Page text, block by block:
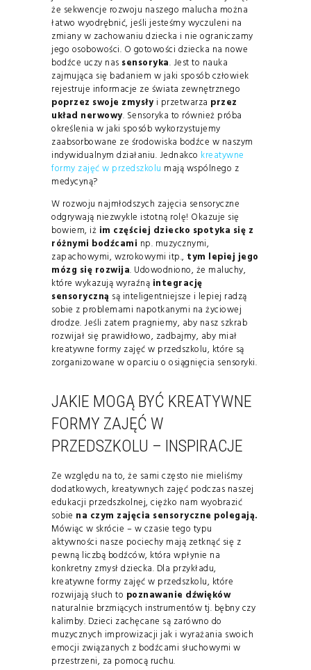
że sekwencje rozwoju naszego malucha można
łatwo wyodrębnić, jeśli jesteśmy wyczuleni na
zmiany w zachowaniu dziecka i nie ograniczamy
jego osobowości. O gotowości dziecka na nowe
bodźce uczy nas sensoryka. Jest to nauka
zajmująca się badaniem w jaki sposób człowiek
rejestruje informacje ze świata zewnętrznego
poprzez swoje zmysły i przetwarza przez
układ nerwowy. Sensoryka to również próba
określenia w jaki sposób wykorzystujemy
zaabsorbowane ze środowiska bodźce w naszym
indywidualnym działaniu. Jednakco kreatywne
formy zajęć w przedszkolu mają wspólnego z
medycyną?
W rozwoju najmłodszych zajęcia sensoryczne
odgrywają niezwykle istotną rolę! Okazuje się
bowiem, iż im częściej dziecko spotyka się z
różnymi bodźcami np. muzycznymi,
zapachowymi, wzrokowymi itp., tym lepiej jego
mózg się rozwija. Udowodniono, że maluchy,
które wykazują wyraźną integrację
sensoryczną są inteligentniejsze i lepiej radzą
sobie z problemami napotkanymi na życiowej
drodze. Jeśli zatem pragniemy, aby nasz szkrab
rozwijał się prawidłowo, zadbajmy, aby miał
kreatywne formy zajęć w przedszkolu, które są
zorganizowane w oparciu o osiągnięcia sensoryki.
JAKIE MOGĄ BYĆ KREATYWNE
FORMY ZAJĘĆ W
PRZEDSZKOLU – INSPIRACJE
Ze względu na to, że sami często nie mieliśmy
dodatkowych, kreatywnych zajęć podczas naszej
edukacji przedszkolnej, ciężko nam wyobrazić
sobie na czym zajęcia sensoryczne polegają.
Mówiąc w skrócie – w czasie tego typu
aktywności nasze pociechy mają zetknąć się z
pewną liczbą bodźców, która wpłynie na
konkretny zmysł dziecka. Dla przykładu,
kreatywne formy zajęć w przedszkolu, które
rozwijają słuch to poznawanie dźwięków
naturalnie brzmiących instrumentów tj. bębny czy
kalimby. Dzieci zachęcane są zarówno do
muzycznych improwizacji jak i wyrażania swoich
emocji związanych z bodźcami słuchowymi w
przestrzeni, za pomocą ruchu.